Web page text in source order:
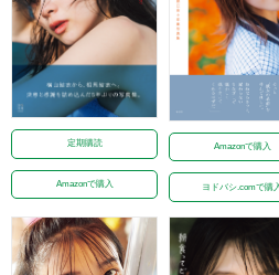
定期購読
Amazonで購入
Amazonで購入
ヨドバシ.comで購入